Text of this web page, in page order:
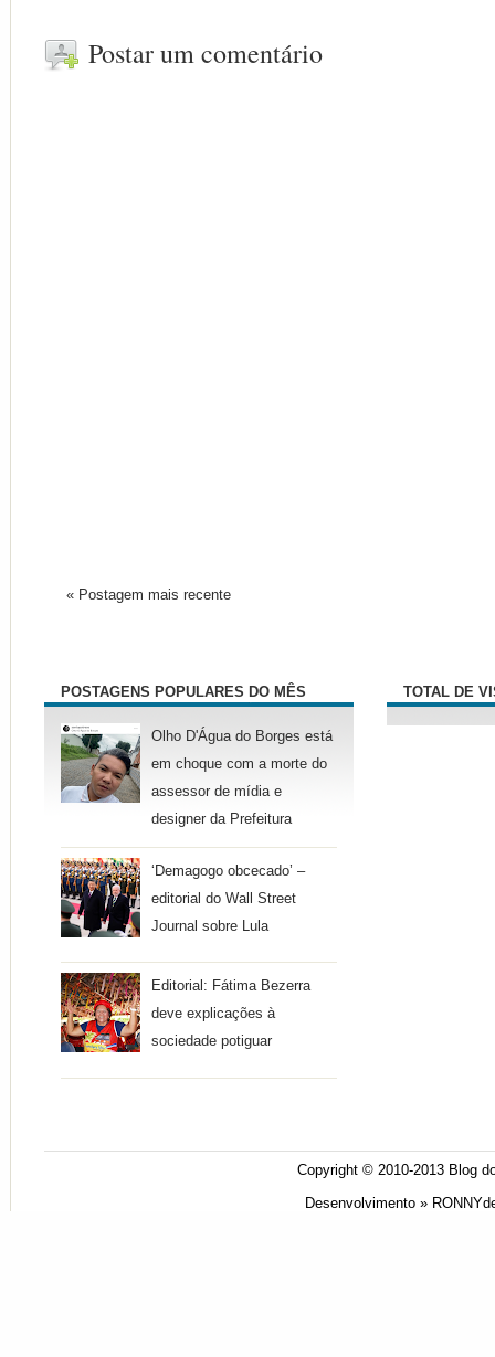
Postar um comentário
« Postagem mais recente
POSTAGENS POPULARES DO MÊS
Olho D'Água do Borges está
em choque com a morte do
assessor de mídia e
designer da Prefeitura
‘Demagogo obcecado’ –
editorial do Wall Street
Journal sobre Lula
Editorial: Fátima Bezerra
deve explicações à
sociedade potiguar
TOTAL DE
Copyright © 2010-2013 Blog
Desenvolvimento »